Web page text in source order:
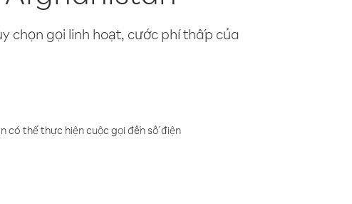
chọn gọi linh hoạt, cước phí thấp của
có thể thực hiện cuộc gọi đến số điện